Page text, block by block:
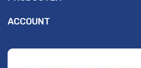
ACCOUNT